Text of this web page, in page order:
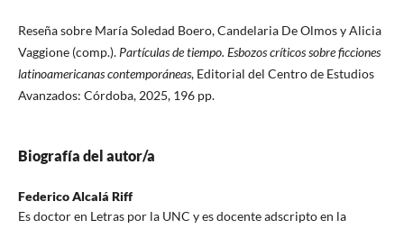
Reseña sobre María Soledad Boero, Candelaria De Olmos y Alicia
Vaggione (comp.). Partículas de tiempo. Esbozos críticos sobre ficciones
latinoamericanas contemporáneas, Editorial del Centro de Estudios
Avanzados: Córdoba, 2025, 196 pp.
Biografía del autor/a
Federico Alcalá Riff
Es doctor en Letras por la UNC y es docente adscripto en la